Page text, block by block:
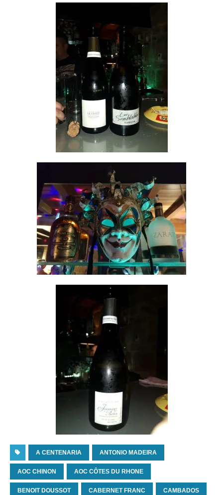
A CENTENARIA ANTONIO MADEIRA
AOC CHINON AOC CÔTES DU RHONE
BENOIT DOUSSOT CABERNET FRANC CAMBADOS